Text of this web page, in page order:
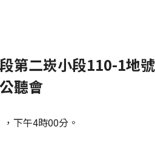
第二崁小段110-1地
聽會
下午4時00分。